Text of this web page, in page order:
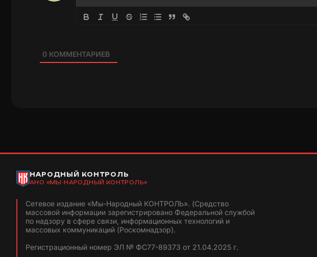
0КОММЕНТАРИЕВ
НАРОДНЫЙ КОНТРОЛЬ
АНО «МЫ-НАРОДНЫЙ КОНТРОЛЬ»
Сетевое издание «Мы-Народный КОНТРОЛЬ». (Средство
массовой информации зарегистрировано Федеральной службой
по надзору в сфере связи, информационных технологий и
массовых коммуникаций (Роскомнадзор).
Регистрационный номер ЭЛ № ФС77-89373 от 21.04.2025 г.